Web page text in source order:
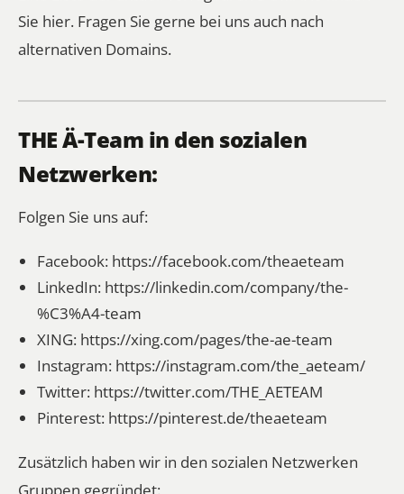
Sie hier. Fragen Sie gerne bei uns auch nach
alternativen Domains.
THE Ä-Team in den sozialen
Netzwerken:
Folgen Sie uns auf:
Facebook: https://facebook.com/theaeteam
LinkedIn: https://linkedin.com/company/the-
%C3%A4-team
XING: https://xing.com/pages/the-ae-team
Instagram: https://instagram.com/the_aeteam/
Twitter: https://twitter.com/THE_AETEAM
Pinterest: https://pinterest.de/theaeteam
Zusätzlich haben wir in den sozialen Netzwerken
Gruppen gegründet: